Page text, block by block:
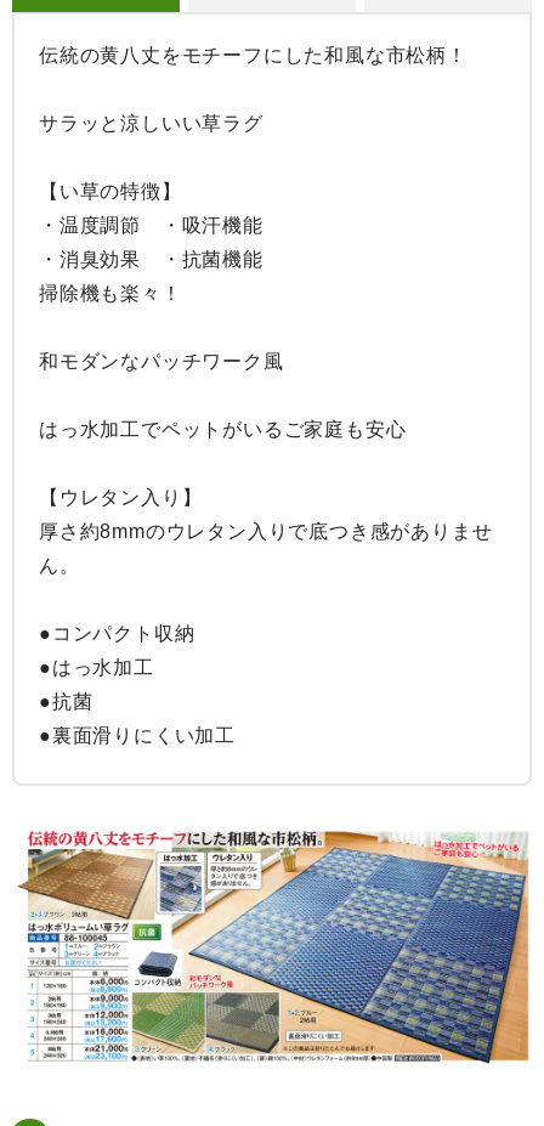
伝統の黄八丈をモチーフにした和風な市松柄！
サラッと涼しいい草ラグ
【い草の特徴】
・温度調節　・吸汗機能
・消臭効果　・抗菌機能
掃除機も楽々！
和モダンなパッチワーク風
はっ水加工でペットがいるご家庭も安心
【ウレタン入り】
厚さ約8mmのウレタン入りで底つき感がありませ
ん。
●コンパクト収納
●はっ水加工
●抗菌
●裏面滑りにくい加工